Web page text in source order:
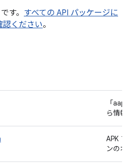
す。 すべての API パッケージに
認ください。
「
ら情
APK
ンの